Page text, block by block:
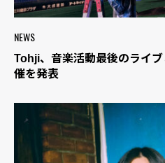
NEWS
Tohji、音楽活動最後のライ
催を発表